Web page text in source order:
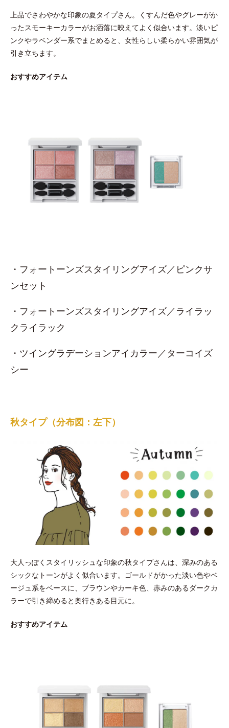
上品でさわやかな印象の夏タイプさん。くすんだ色やグレーがか
ったスモーキーカラーがお洒落に映えてよく似合います。淡いピ
ンクやラベンダー系でまとめると、女性らしい柔らかい雰囲気が
引き立ちます。
おすすめアイテム
・フォートーンズスタイリングアイズ／ピンクサ
ンセット
・フォートーンズスタイリングアイズ／ライラッ
クライラック
・ツイングラデーションアイカラー／ターコイズ
シー
秋タイプ（分布図：左下）
大人っぽくスタイリッシュな印象の秋タイプさんは、深みのある
シックなトーンがよく似合います。ゴールドがかった淡い色やベ
ージュ系をベースに、ブラウンやカーキ色、赤みのあるダークカ
ラーで引き締めると奥行きある目元に。
おすすめアイテム